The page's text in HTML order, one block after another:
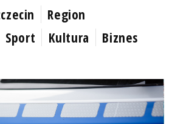
Region
Sport Kultura
Biznes